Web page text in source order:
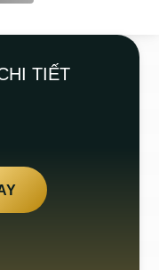
TIẾT